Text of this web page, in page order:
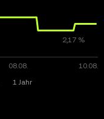
1 Jahr